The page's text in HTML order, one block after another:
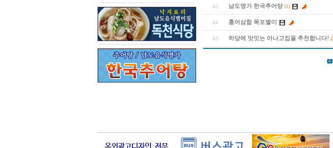
45 남도명가 한국추어탕 (1)
44 홍어삼합 목포별미
43 하당에 맛잇는 아나고집을 추천합니다!